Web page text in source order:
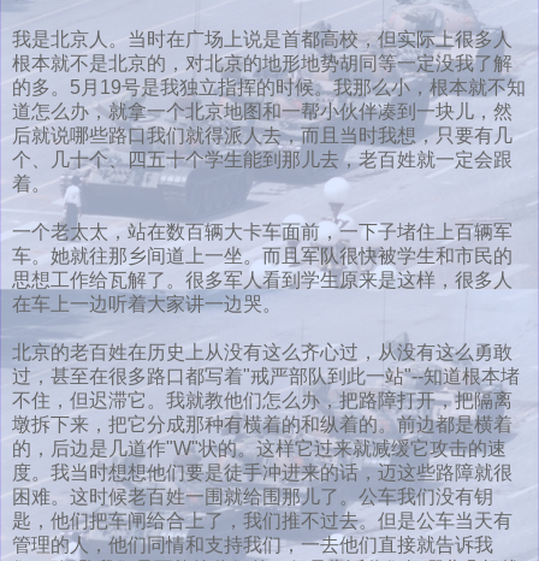
我是北京人。当时在广场上说是首都高校，但实际上很多人
根本就不是北京的，对北京的地形地势胡同等一定没我了解
的多。5月19号是我独立指挥的时候。我那么小，根本就不知
道怎么办，就拿一个北京地图和一帮小伙伴凑到一块儿，然
后就说哪些路口我们就得派人去，而且当时我想，只要有几
个、几十个、四五十个学生能到那儿去，老百姓就一定会跟
着。
一个老太太，站在数百辆大卡车面前，一下子堵住上百辆军
车。她就往那乡间道上一坐。而且军队很快被学生和市民的
思想工作给瓦解了。很多军人看到学生原来是这样，很多人
在车上一边听着大家讲一边哭。
北京的老百姓在历史上从没有这么齐心过，从没有这么勇敢
过，甚至在很多路口都写着"戒严部队到此一站"--知道根本堵
不住，但迟滞它。我就教他们怎么办，把路障打开，把隔离
墩拆下来，把它分成那种有横着的和纵着的。前边都是横着
的，后边是几道作"W"状的。这样它过来就减缓它攻击的速
度。我当时想想他们要是徒手冲进来的话，迈这些路障就很
困难。这时候老百姓一围就给围那儿了。公车我们没有钥
匙，他们把车闸给合上了，我们推不过去。但是公车当天有
管理的人，他们同情和支持我们，一去他们直接就告诉我